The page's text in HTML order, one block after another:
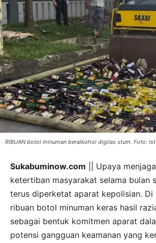
RIBUAN botol minuman beralkohol digilas stum. Foto: Ist
Sukabuminow.com || Upaya
ketertiban masyarakat selama bulan
terus diperketat aparat kepolisian. Di
ribuan botol minuman keras hasil
sebagai bentuk komitmen aparat
potensi gangguan keamanan yang